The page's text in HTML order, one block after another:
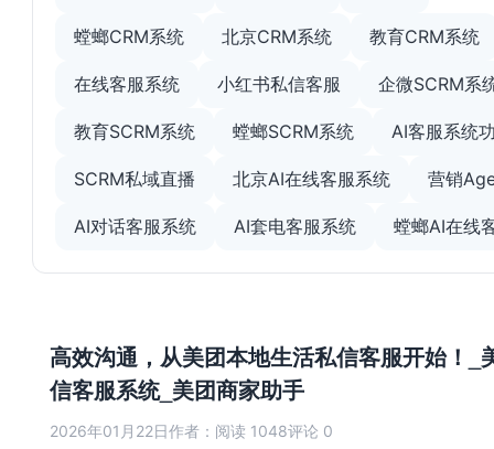
高效沟通，从美团本地生活私信客服开始！_
信客服系统_美团商家助手
2026年01月22日作者： 阅读 1048评论 0
螳螂CRM系统 北京CRM系统 教育CRM系统
在线客服系统 小红书私信客服 企微SCRM系
教育SCRM系统 螳螂SCRM系统 AI客服系统
SCRM私域直播 北京AI在线客服系统 营销
AI对话客服系统 AI套电客服系统 螳螂AI在线